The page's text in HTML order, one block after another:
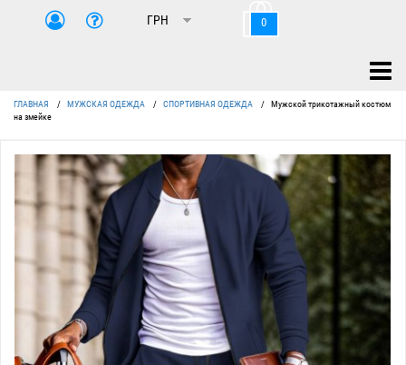
0
ГЛАВНАЯ / МУЖСКАЯ ОДЕЖДА / СПОРТИВНАЯ ОДЕЖДА /
Мужской трикотажный костюм
на змейке